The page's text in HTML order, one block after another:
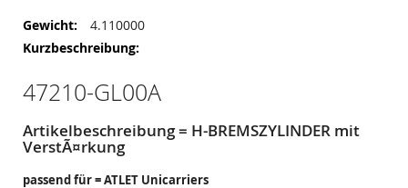
Mehr
Informationen
4.110000
47210-GL00A
Artikelbeschreibung = H-BREMSZYLINDER mit
VerstÃ¤rkung
passend für = ATLET Unicarriers